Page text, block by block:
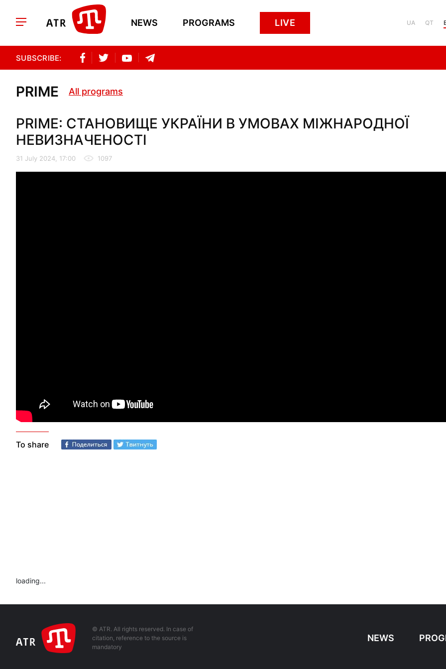
NEWS PROGRAMS LIVE UA QT
SUBSCRIBE:
PRIME All programs
PRIME: СТАНОВИЩЕ УКРАЇНИ В УМОВАХ МІЖНАРОДНОЇ
НЕВИЗНАЧЕНОСТІ
31 July 2024, 17:00 1097
To share
loading...
© ATR. All rights reserved. In case of
citation, reference to the source is
mandatory
NEWS